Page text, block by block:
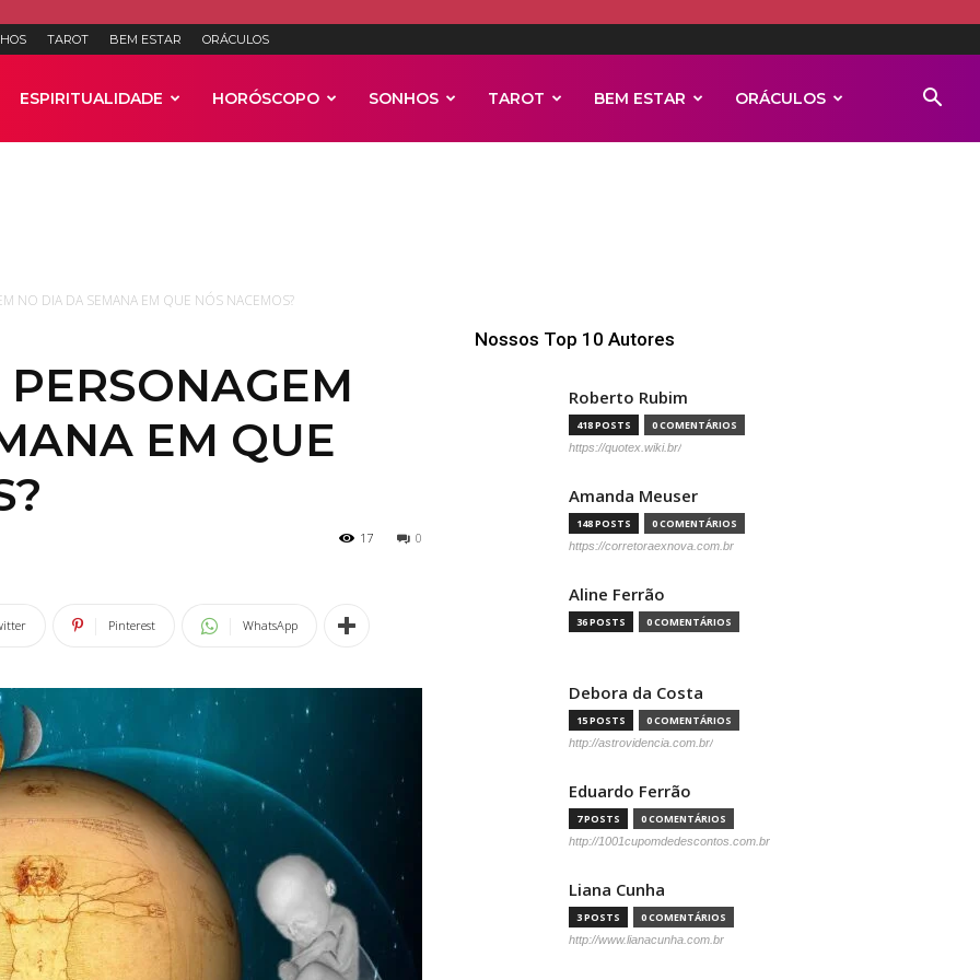
TAROT BEM ESTAR ORÁCULOS
ESPIRITUALIDADE HORÓSCOPO SONHOS TAROT BEM ESTAR ORÁCULOS
NO DIA DA SEMANA EM QUE NÓS NACEMOS?
EM QUE
0
17
Pinterest WhatsApp
Nossos Top 10 Autores
Roberto Rubim
418 POSTS 0 COMENTÁRIOS
https://quotex.wiki.br/
Amanda Meuser
148 POSTS 0 COMENTÁRIOS
https://corretoraexnova.com.br
Aline Ferrão
36 POSTS 0 COMENTÁRIOS
Debora da Costa
15 POSTS 0 COMENTÁRIOS
http://astrovidencia.com.br/
Eduardo Ferrão
7 POSTS 0 COMENTÁRIOS
http://1001cupomdedescontos.com.br
Liana Cunha
3 POSTS 0 COMENTÁRIOS
http://www.lianacunha.com.br